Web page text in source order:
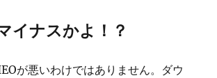
イナスかよ！？
が悪いわけではありません。ダウ